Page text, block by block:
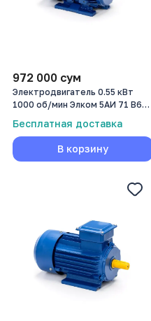
972 000сум
Электродвигатель 0.55 кВт
1000 об/мин Элком 5АИ 71 В6
Бесплатная доставка
В корзину